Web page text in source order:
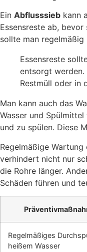
Ein Abflusssieb kann
Essensreste ab,
sollte man regelmäßig
Essensreste
entsorgt werden.
Restmüll oder in
Man kann auch das
Wasser und
und zu spülen. Diese
Regelmäßige
verhindert nicht nur
die Rohre länger.
Schäden führen und
Regelmäßiges
heißem Wasser